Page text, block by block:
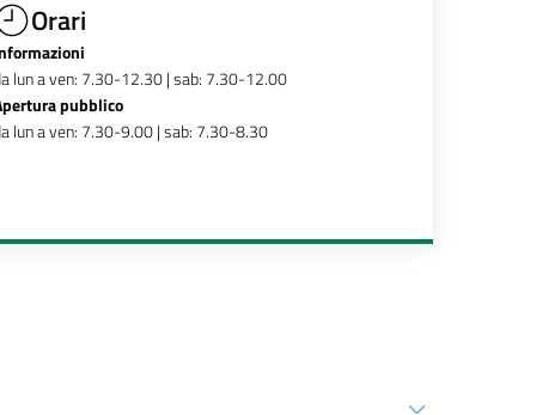
Orari
lun a ven: 7.30-12.30 | sab: 7.30-12.00
pubblico
lun a ven: 7.30-9.00 | sab: 7.30-8.30